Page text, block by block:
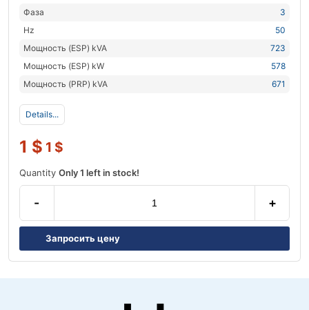
Фаза
3
Hz
50
Мощность (ESP) kVA
723
Мощность (ESP) kW
578
Мощность (PRP) kVA
671
Details...
1 $ 1 $
Quantity Only 1 left in stock!
- +
Запросить цену